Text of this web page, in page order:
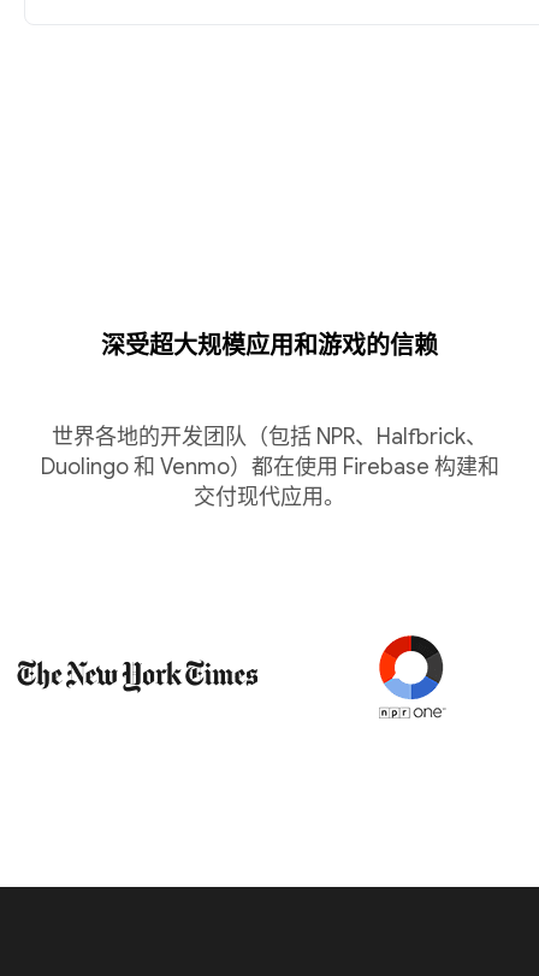
深受超大规模应用和游戏的信赖
世界各地的开发团队（包括 NPR、Halfbrick、
Duolingo 和 Venmo）都在使用 Firebase 构建和
交付现代应用。